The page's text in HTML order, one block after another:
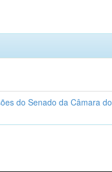
do Senado da Câmara do